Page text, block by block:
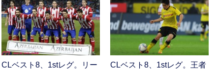
CLベスト8、1stレグ。リー
CLベスト8、1stレグ。王者